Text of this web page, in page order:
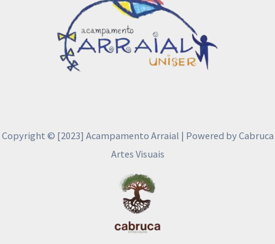
Copyright © [2023] Acampamento Arraial | Powered by Cabruca
Artes Visuais